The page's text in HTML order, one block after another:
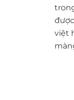
việt